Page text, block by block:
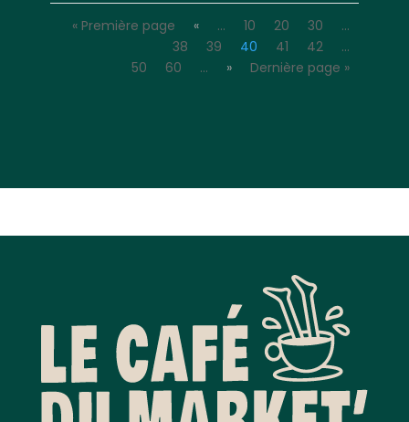
« Première page « … 10 20 30
…
38
39 40 41 42
…
50
60 … » Dernière page »